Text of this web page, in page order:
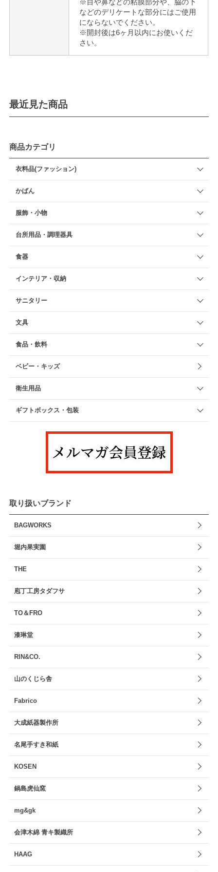
などのデリケートな部分にはご使用
にならないでください。
※開封後は6ヶ月以内にお使いくだ
さい。
最近見た商品
商品カテゴリ
衣料品(ファッション)
かばん
服飾・小物
台所用品・調理器具
食器
インテリア・収納
サニタリー
文具
食品・飲料
ベビー・キッズ
衛生用品
ギフトボックス・包装
取り扱いブランド
BAGWORKS
堀内果実園
THE
庖丁工房タダフサ
TO＆FRO
漆琳堂
RIN&CO.
山のくじら舎
Fabrico
大成紙器製作所
名尾手すき和紙
KOSEN
鍋島虎仙窯
mg&gk
会津木綿 青キ製織所
HAAG